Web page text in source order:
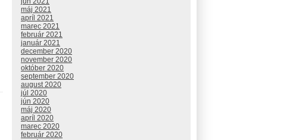
máj 2021
apríl 2021
marec 2021
február 2021
január 2021
december 2020
november 2020
október 2020
september 2020
august 2020
júl 2020
jún 2020
máj 2020
apríl 2020
marec 2020
február 2020